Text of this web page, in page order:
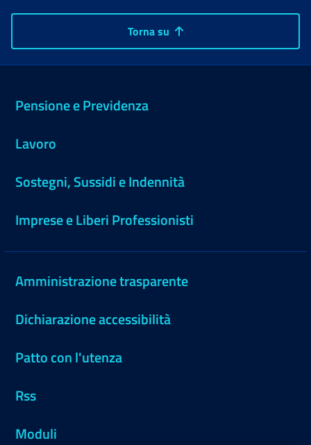
Torna su
Pensione e Previdenza
Lavoro
Sostegni, Sussidi e Indennità
Imprese e Liberi Professionisti
Amministrazione trasparente
Dichiarazione accessibilità
Patto con l'utenza
Rss
Moduli